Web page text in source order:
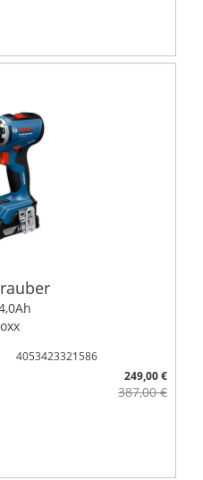
4053423321586
249,00 €
387,00 €